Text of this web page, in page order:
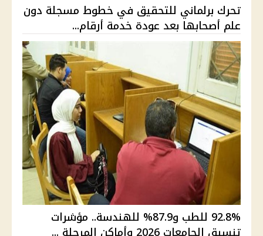
تحرك برلماني للتحقيق في خطوط مسجلة دون
علم أصحابها بعد عودة خدمة أرقام...
92.8% للطب و87.9% للهندسة.. مؤشرات